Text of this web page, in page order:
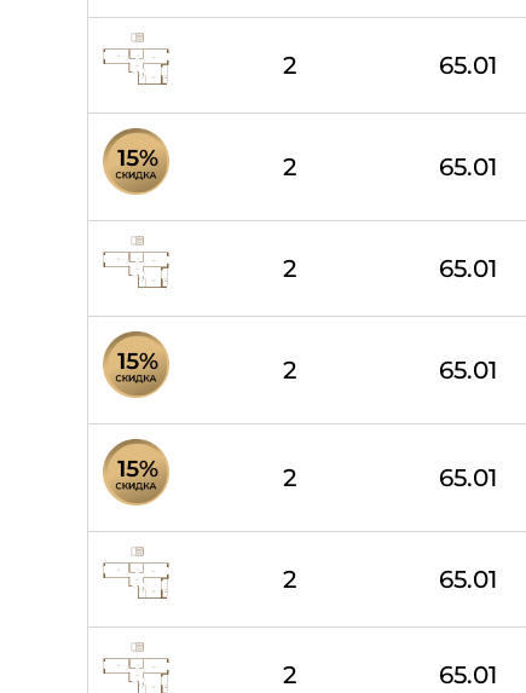
2 65.01
2 65.01
2 65.01
2 65.01
2 65.01
2 65.01
2 65.01